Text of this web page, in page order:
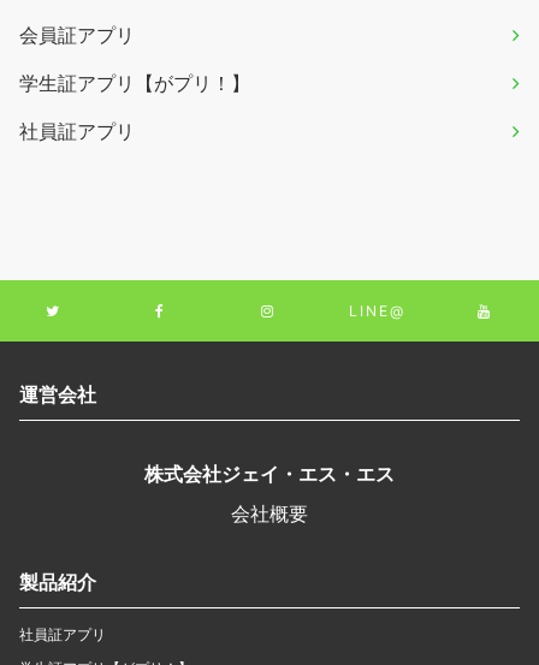
会員証アプリ
学生証アプリ【がプリ！】
社員証アプリ
LINE@
運営会社
株式会社ジェイ・エス・エス
会社概要
製品紹介
社員証アプリ